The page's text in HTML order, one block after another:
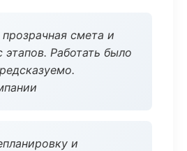
смета и
этапов. Работать было
и